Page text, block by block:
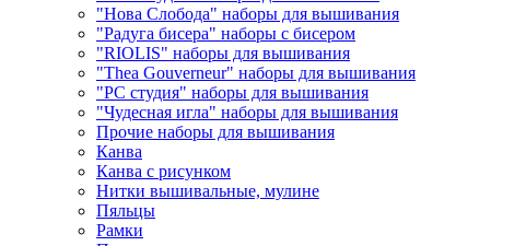
"Нова Слобода" наборы для вышивания
"Радуга бисера" наборы с бисером
"RIOLIS" наборы для вышивания
"Thea Gouverneur" наборы для вышивания
"РС студия" наборы для вышивания
"Чудесная игла" наборы для вышивания
Прочие наборы для вышивания
Канва
Канва с рисунком
Нитки вышивальные, мулине
Пяльцы
Рамки